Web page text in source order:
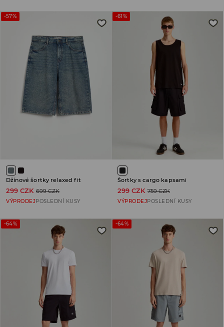
-57%
Džínové šortky relaxed fit
299 CZK 699 CZK
VÝPRODEJPOSLEDNÍ KUSY
-61%
Šortky s cargo kapsami
299 CZK 759 CZK
VÝPRODEJPOSLEDNÍ KUSY
-64% -64%